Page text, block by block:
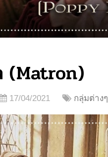
(Matron)
17/04/2021 กลุ่มต่างๆ